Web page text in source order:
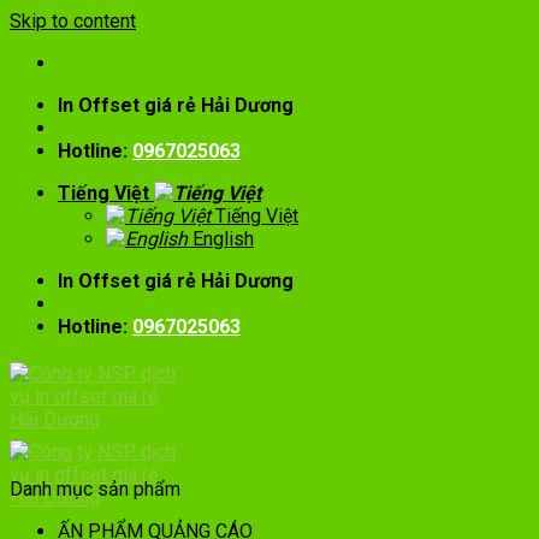
Skip to content
In Offset giá rẻ Hải Dương
Hotline: 0967025063
Tiếng Việt
Tiếng Việt
English
In Offset giá rẻ Hải Dương
Hotline: 0967025063
Danh mục sản phẩm
ẤN PHẨM QUẢNG CÁO